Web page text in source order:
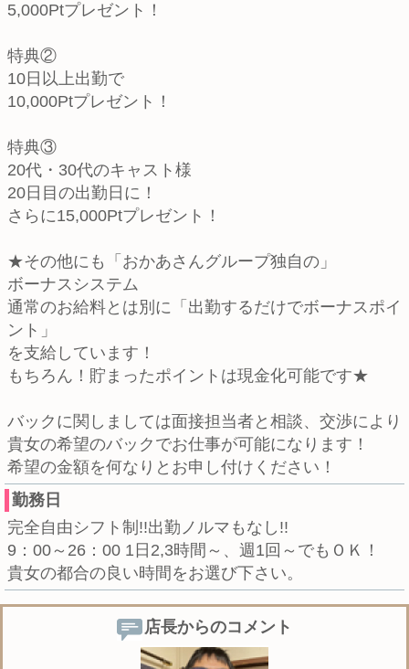
5,000Ptプレゼント！
特典②
10日以上出勤で
10,000Ptプレゼント！
特典③
20代・30代のキャスト様
20日目の出勤日に！
さらに15,000Ptプレゼント！
★その他にも「おかあさんグループ独自の」
ボーナスシステム
通常のお給料とは別に「出勤するだけでボーナスポイ
ント」
を支給しています！
もちろん！貯まったポイントは現金化可能です★
バックに関しましては面接担当者と相談、交渉により
貴女の希望のバックでお仕事が可能になります！
希望の金額を何なりとお申し付けください！
勤務日
完全自由シフト制!!出勤ノルマもなし!!
9：00～26：00 1日2,3時間～、週1回～でもＯＫ！
貴女の都合の良い時間をお選び下さい。
店長からのコメント